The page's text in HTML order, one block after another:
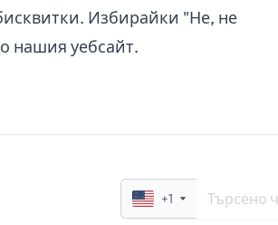
Избирайки "Не, не
нашия уебсайт.
+1